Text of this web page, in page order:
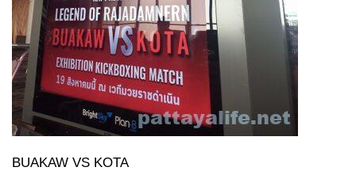
BUAKAW VS KOTA